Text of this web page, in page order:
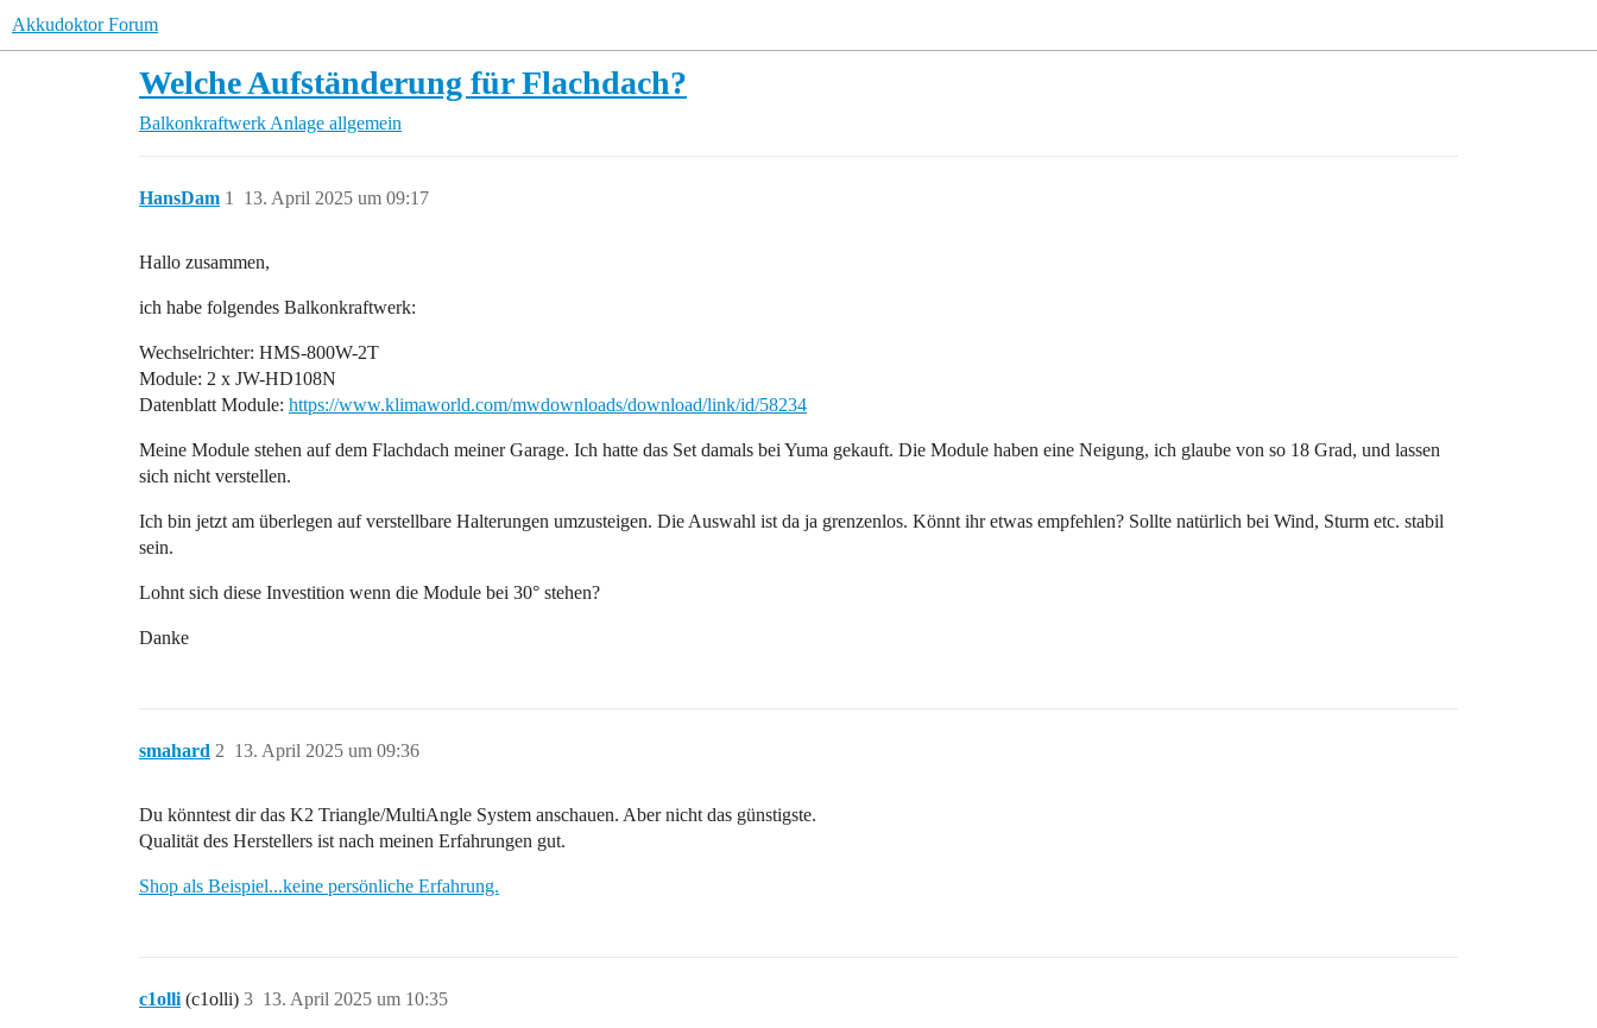
Akkudoktor Forum
Welche Aufständerung für Flachdach?
Balkonkraftwerk Anlage allgemein
HansDam 13. April 2025 um 09:17
1
Hallo zusammen,
ich habe folgendes Balkonkraftwerk:
Wechselrichter: HMS-800W-2T
Module: 2 x JW-HD108N
Datenblatt Module: https://www.klimaworld.com/mwdownloads/download/link/id/58234
Meine Module stehen auf dem Flachdach meiner Garage. Ich hatte das Set damals bei Yuma gekauft. Die Module haben eine Neigung, ich glaube von so 18 Grad, und lassen
sich nicht verstellen.
Ich bin jetzt am überlegen auf verstellbare Halterungen umzusteigen. Die Auswahl ist da ja grenzenlos. Könnt ihr etwas empfehlen? Sollte natürlich bei Wind, Sturm etc. stabil
sein.
Lohnt sich diese Investition wenn die Module bei 30° stehen?
Danke
smahard 13. April 2025 um 09:36
2
Du könntest dir das K2 Triangle/MultiAngle System anschauen. Aber nicht das günstigste.
Qualität des Herstellers ist nach meinen Erfahrungen gut.
Shop als Beispiel...keine persönliche Erfahrung.
c1olli (c1olli) 13. April 2025 um 10:35
3